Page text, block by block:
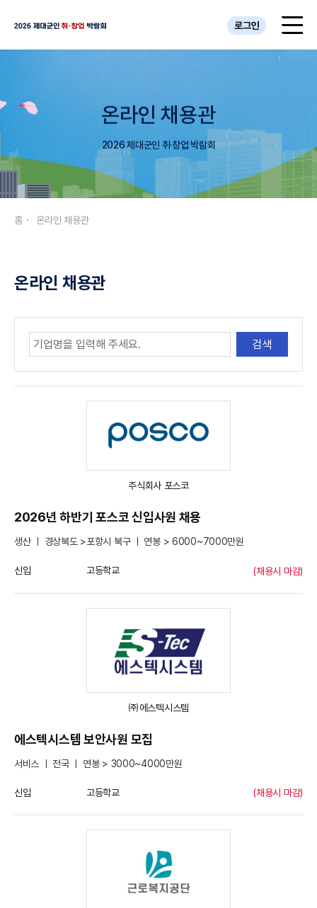
로그인
온라인 채용관
2026 제대군인 취·창업 박람회
홈 온라인 채용관
온라인 채용관
주식회사 포스코
2026년 하반기 포스코 신입사원 채용
생산 ㅣ 경상북도 >포항시 북구 ㅣ 연봉 > 6000~7000만원
신입 고등학교 (채용시 마감)
㈜에스텍시스템
에스텍시스템 보안사원 모집
서비스 ㅣ 전국 ㅣ 연봉 > 3000~4000만원
신입 고등학교 (채용시 마감)